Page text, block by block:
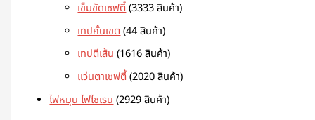
เข็มขัดเซฟตี้ 3333 สินค้า
เทปกั้นเขต 44 สินค้า
เทปตีเส้น 1616 สินค้า
แว่นตาเซฟตี้ 2020 สินค้า
ไฟหมุน ไฟไซเรน 2929 สินค้า